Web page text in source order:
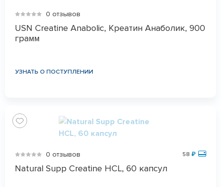
0 отзывов
USN Creatine Anabolic, Креатин Анаболик, 900
грамм
УЗНАТЬ О ПОСТУПЛЕНИИ
0 отзывов 58 ₽
Natural Supp Creatine HCL, 60 капсул